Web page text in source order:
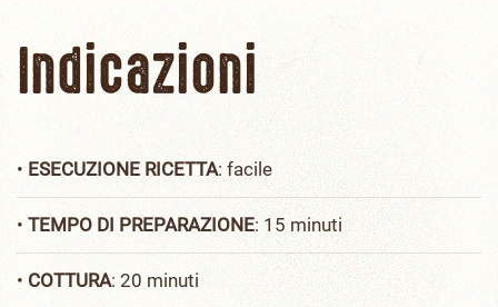
Indicazioni
• ESECUZIONE RICETTA: facile
• TEMPO DI PREPARAZIONE: 15 minuti
• COTTURA: 20 minuti